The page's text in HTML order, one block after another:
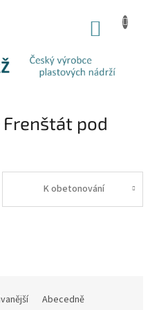
pod
K obetonování
Abecedně